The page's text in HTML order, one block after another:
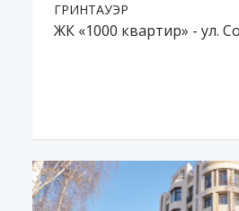
ГРИНТАУЭР
ЖК «1000 квартир» - ул.